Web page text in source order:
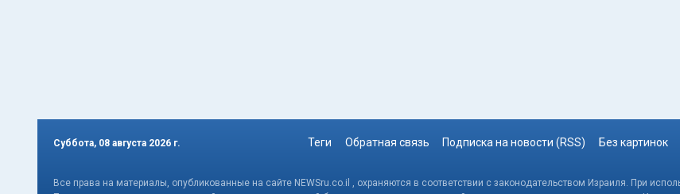
Суббота, 08 августа 2026 г. Теги Обратная связь Подписка на новости (RSS) Без картинок
Все права на материалы, опубликованные на сайте NEWSru.co.il , охраняются в соответствии с законодательством Израиля. При